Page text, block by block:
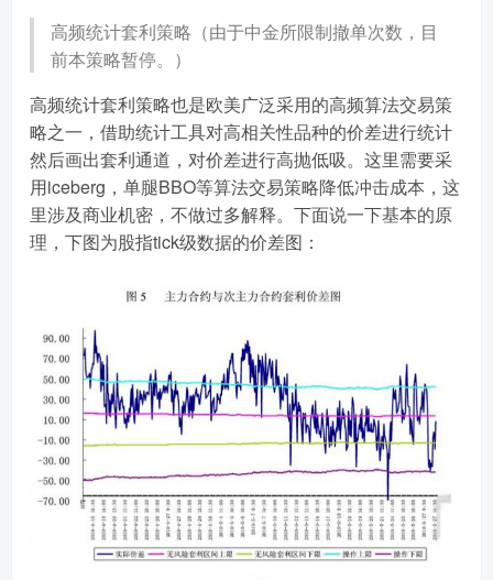
高频统计套利策略（由于中金所限制撤单次数，目
前本策略暂停。）
高频统计套利策略也是欧美广泛采用的高频算法交易策
略之一，借助统计工具对高相关性品种的价差进行统计
然后画出套利通道，对价差进行高抛低吸。这里需要采
用iceberg，单腿BBO等算法交易策略降低冲击成本，这
里涉及商业机密，不做过多解释。下面说一下基本的原
理，下图为股指tick级数据的价差图：